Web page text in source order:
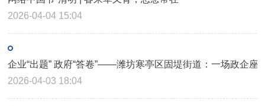
2026-04-04 15:04
企业“出题” 政府“答卷”——潍坊寒亭区固堤街道：一场政企座
2026-04-03 18:04